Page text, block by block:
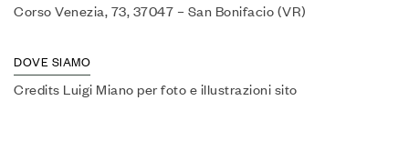
Corso Venezia, 73, 37047 – San Bonifacio (VR)
DOVE SIAMO
Credits Luigi Miano per foto e illustrazioni sito